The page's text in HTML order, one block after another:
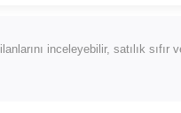
ilanlarını inceleyebilir, satılık